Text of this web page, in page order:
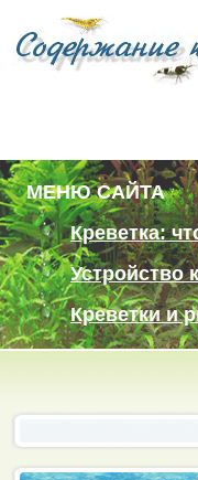
МЕНЮ САЙТА
Креветка:
Устройство
Креветки и